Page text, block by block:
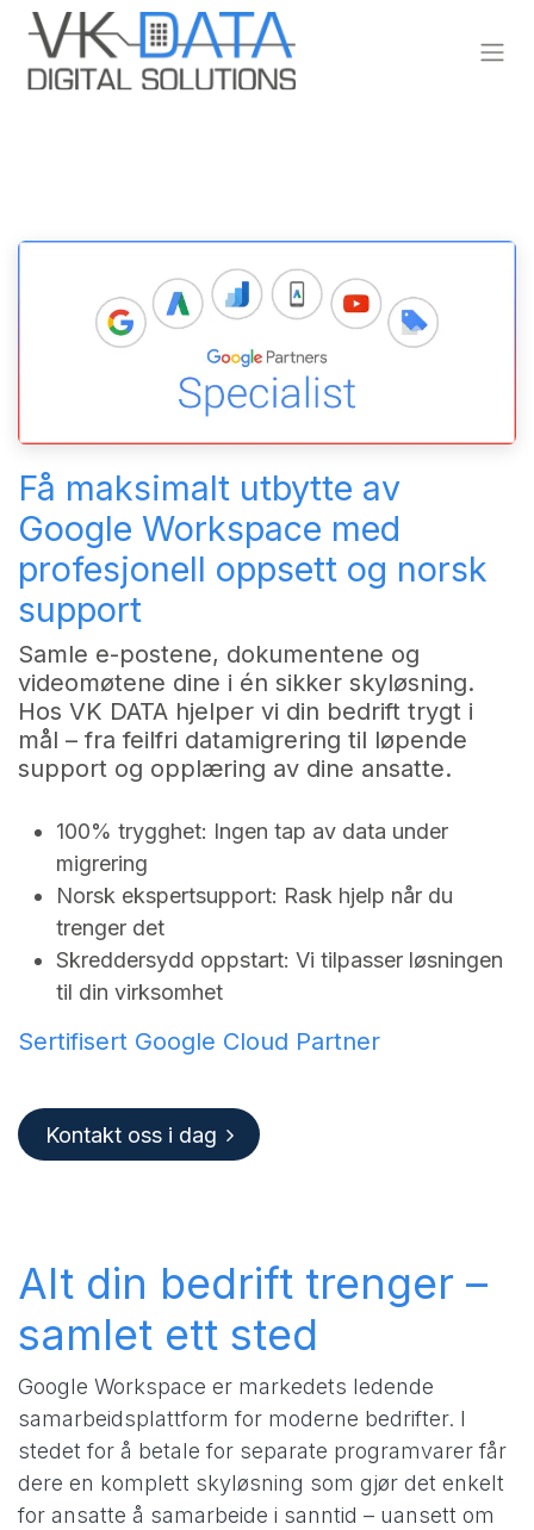
Skip to Content
Få maksimalt utbytte av
Google Workspace med
profesjonell oppsett og norsk
support
Samle e-postene, dokumentene og
videomøtene dine i én sikker skyløsning.
Hos VK DATA hjelper vi din bedrift trygt i
mål – fra feilfri datamigrering til løpende
support og opplæring av dine ansatte.
100% trygghet: Ingen tap av data under
migrering
Norsk ekspertsupport: Rask hjelp når du
trenger det
Skreddersydd oppstart: Vi tilpasser løsningen
til din virksomhet
Sertifisert Google Cloud Partner
Kontakt oss i dag
Alt din bedrift trenger –
samlet ett sted
Google Workspace er markedets ledende
samarbeidsplattform for moderne bedrifter. I
stedet for å betale for separate programvarer får
dere en komplett skyløsning som gjør det enkelt
for ansatte å samarbeide i sanntid – uansett om